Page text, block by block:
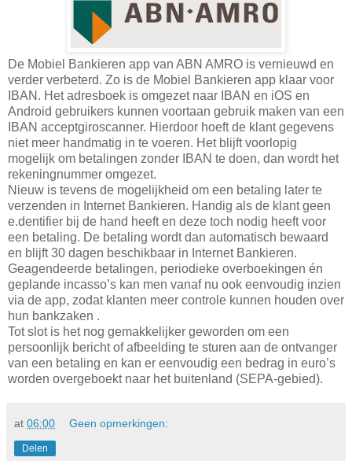
De Mobiel Bankieren app van ABN AMRO is vernieuwd en
verder verbeterd. Zo is de Mobiel Bankieren app klaar voor
IBAN. Het adresboek is omgezet naar IBAN en iOS en
Android gebruikers kunnen voortaan gebruik maken van een
IBAN acceptgiroscanner. Hierdoor hoeft de klant gegevens
niet meer handmatig in te voeren. Het blijft voorlopig
mogelijk om betalingen zonder IBAN te doen, dan wordt het
rekeningnummer omgezet.
Nieuw is tevens de mogelijkheid om een betaling later te
verzenden in Internet Bankieren. Handig als de klant geen
e.dentifier bij de hand heeft en deze toch nodig heeft voor
een betaling. De betaling wordt dan automatisch bewaard
en blijft 30 dagen beschikbaar in Internet Bankieren.
Geagendeerde betalingen, periodieke overboekingen én
geplande incasso’s kan men vanaf nu ook eenvoudig inzien
via de app, zodat klanten meer controle kunnen houden over
hun bankzaken .
Tot slot is het nog gemakkelijker geworden om een
persoonlijk bericht of afbeelding te sturen aan de ontvanger
van een betaling en kan er eenvoudig een bedrag in euro’s
worden overgeboekt naar het buitenland (SEPA-gebied).
at 06:00 Geen opmerkingen:
Delen